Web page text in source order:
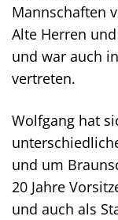
Mannschaften
Alte Herren
und war auch
vertreten.
Wolfgang hat
und um
20 Jahre
und auch als